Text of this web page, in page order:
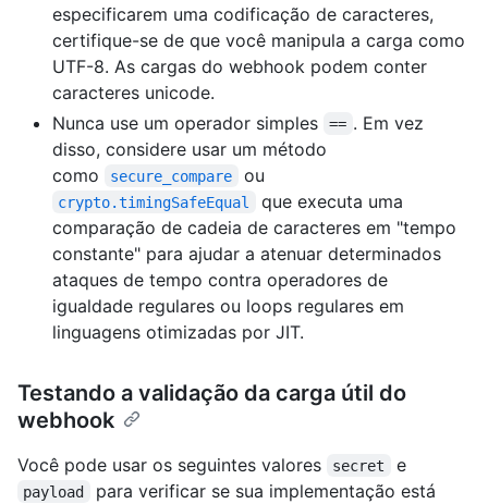
especificarem uma codificação de caracteres,
certifique-se de que você manipula a carga como
UTF-8. As cargas do webhook podem conter
caracteres unicode.
Nunca use um operador simples
== . Em vez
disso, considere usar um método
como
secure_compare ou
crypto.timingSafeEqual
que executa uma
comparação de cadeia de caracteres em "tempo
constante" para ajudar a atenuar determinados
ataques de tempo contra operadores de
igualdade regulares ou loops regulares em
linguagens otimizadas por JIT.
Testando a validação da carga útil do
webhook
Você pode usar os seguintes valores secret e
payload
para verificar se sua implementação está